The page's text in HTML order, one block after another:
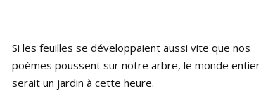
Si les feuilles se développaient aussi vite que nos
poèmes poussent sur notre arbre, le monde entier
serait un jardin à cette heure.